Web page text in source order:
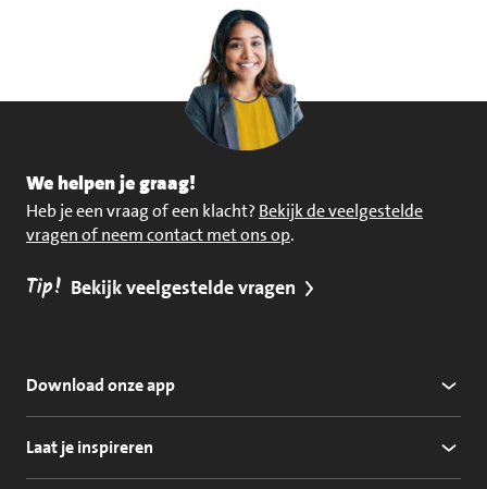
We helpen je graag!
Heb je een vraag of een klacht? Bekijk de veelgestelde
vragen of neem contact met ons op.
Tip! Bekijk veelgestelde vragen
Download onze app
Laat je inspireren